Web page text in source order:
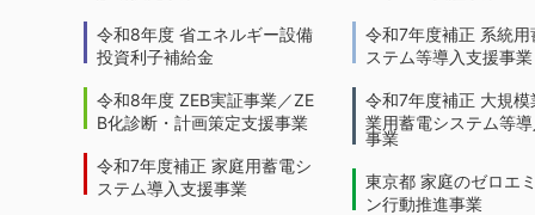
令和8年度 省エネルギー設備
投資利子補給金
令和8年度 ZEB実証事業／ZE
B化診断・計画策定支援事業
令和7年度補正 家庭用蓄電シ
ステム導入支援事業
令和7年度補正 系統用
ステム等導入支援事業
令和7年度補正 大規模
業用蓄電システム等
事業
東京都 家庭のゼロエ
ン行動推進事業